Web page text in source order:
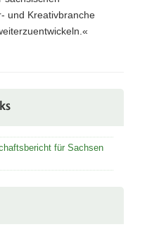
und Kreativbranche
für Sachsen